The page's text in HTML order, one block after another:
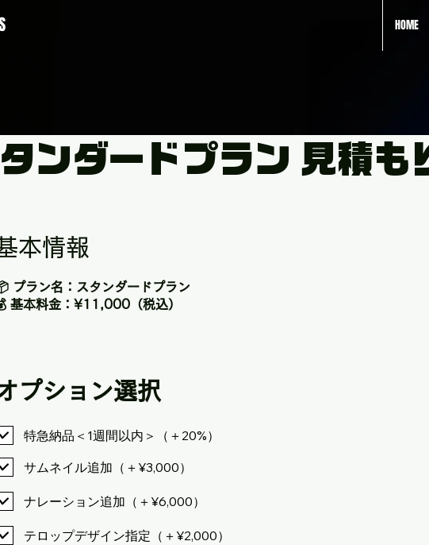
HOME
ンダードプラン 見積も
本情報
プラン名：スタンダードプラン
基本料金：¥11,000（税込）
プション選択
特急納品＜1週間以内＞（＋20%）
サムネイル追加（＋¥3,000）
ナレーション追加（＋¥6,000）
テロップデザイン指定（＋¥2,000）